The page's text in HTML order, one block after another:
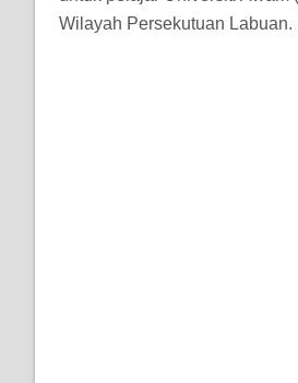
Wilayah Persekutuan Labuan.